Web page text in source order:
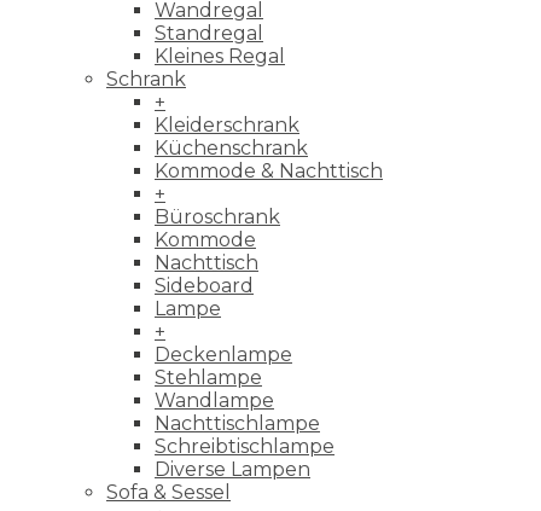
Wandregal
Standregal
Kleines Regal
Schrank
+
Kleiderschrank
Küchenschrank
Kommode & Nachttisch
+
Büroschrank
Kommode
Nachttisch
Sideboard
Lampe
+
Deckenlampe
Stehlampe
Wandlampe
Nachttischlampe
Schreibtischlampe
Diverse Lampen
Sofa & Sessel